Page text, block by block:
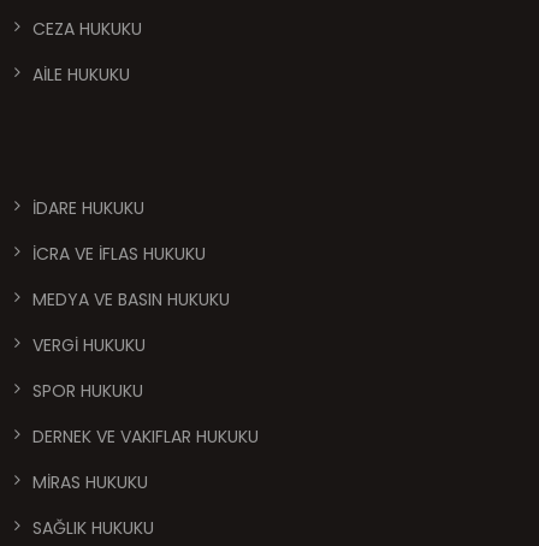
CEZA HUKUKU
AİLE HUKUKU
İDARE HUKUKU
İCRA VE İFLAS HUKUKU
MEDYA VE BASIN HUKUKU
VERGİ HUKUKU
SPOR HUKUKU
DERNEK VE VAKIFLAR HUKUKU
MİRAS HUKUKU
SAĞLIK HUKUKU